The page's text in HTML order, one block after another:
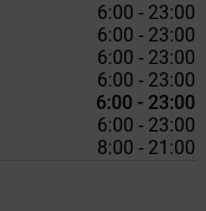
6:00 - 23:00
6:00 - 23:00
6:00 - 23:00
6:00 - 23:00
6:00 - 23:00
6:00 - 23:00
8:00 - 21:00